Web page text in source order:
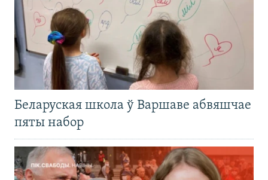
Беларуская школа ў Варшаве абвяшчае
пяты набор